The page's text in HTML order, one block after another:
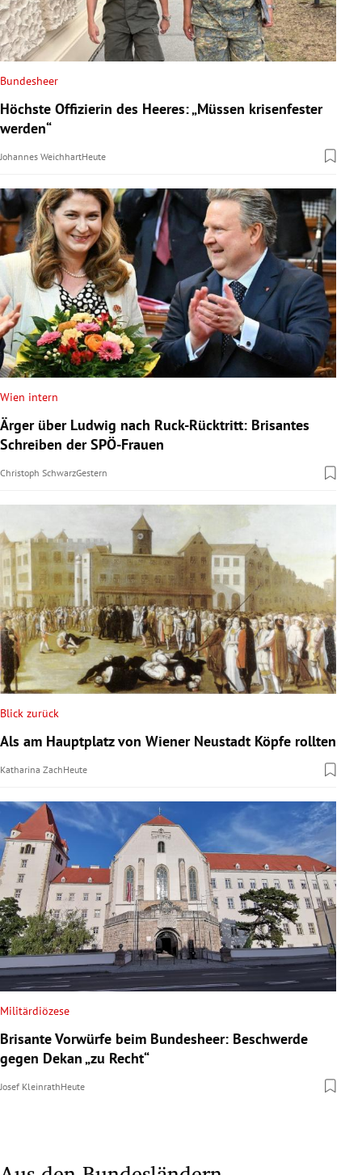
Bundesheer
Höchste Offizierin des Heeres: „Müssen krisenfester
werden“
Johannes WeichhartHeute
Wien intern
Ärger über Ludwig nach Ruck-Rücktritt: Brisantes
Schreiben der SPÖ-Frauen
Christoph SchwarzGestern
Blick zurück
Als am Hauptplatz von Wiener Neustadt Köpfe rollten
Katharina ZachHeute
Militärdiözese
Brisante Vorwürfe beim Bundesheer: Beschwerde
gegen Dekan „zu Recht“
Josef KleinrathHeute